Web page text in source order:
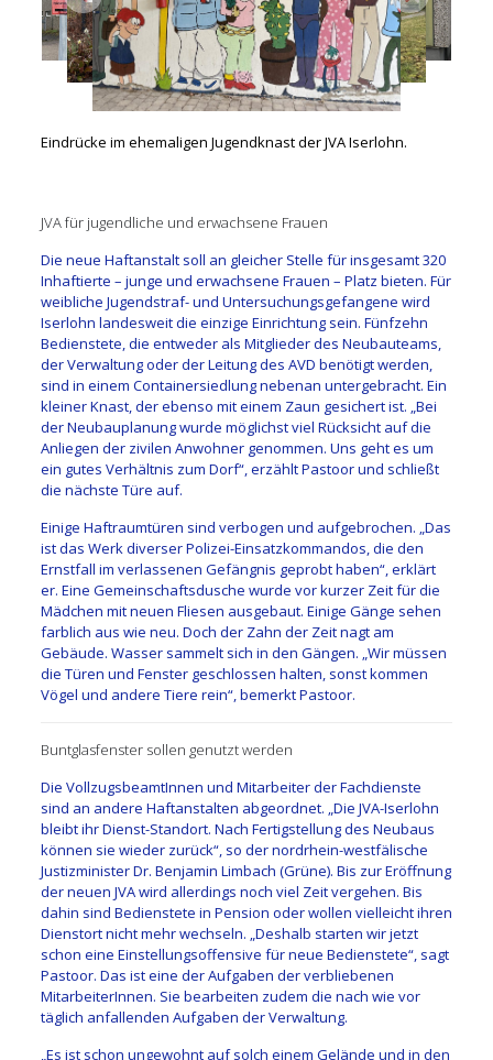
Eindrücke im ehemaligen Jugendknast der JVA Iserlohn.
JVA für jugendliche und erwachsene Frauen
Die neue Haftanstalt soll an gleicher Stelle für insgesamt 320
Inhaftierte – junge und erwachsene Frauen – Platz bieten. Für
weibliche Jugendstraf- und Untersuchungsgefangene wird
Iserlohn landesweit die einzige Einrichtung sein. Fünfzehn
Bedienstete, die entweder als Mitglieder des Neubauteams,
der Verwaltung oder der Leitung des AVD benötigt werden,
sind in einem Containersiedlung nebenan untergebracht. Ein
kleiner Knast, der ebenso mit einem Zaun gesichert ist. „Bei
der Neubauplanung wurde möglichst viel Rücksicht auf die
Anliegen der zivilen Anwohner genommen. Uns geht es um
ein gutes Verhältnis zum Dorf“, erzählt Pastoor und schließt
die nächste Türe auf.
Einige Haftraumtüren sind verbogen und aufgebrochen. „Das
ist das Werk diverser Polizei-Einsatzkommandos, die den
Ernstfall im verlassenen Gefängnis geprobt haben“, erklärt
er. Eine Gemeinschaftsdusche wurde vor kurzer Zeit für die
Mädchen mit neuen Fliesen ausgebaut. Einige Gänge sehen
farblich aus wie neu. Doch der Zahn der Zeit nagt am
Gebäude. Wasser sammelt sich in den Gängen. „Wir müssen
die Türen und Fenster geschlossen halten, sonst kommen
Vögel und andere Tiere rein“, bemerkt Pastoor.
Buntglasfenster sollen genutzt werden
Die VollzugsbeamtInnen und Mitarbeiter der Fachdienste
sind an andere Haftanstalten abgeordnet. „Die JVA-Iserlohn
bleibt ihr Dienst-Standort. Nach Fertigstellung des Neubaus
können sie wieder zurück“, so der nordrhein-westfälische
Justizminister Dr. Benjamin Limbach (Grüne). Bis zur Eröffnung
der neuen JVA wird allerdings noch viel Zeit vergehen. Bis
dahin sind Bedienstete in Pension oder wollen vielleicht ihren
Dienstort nicht mehr wechseln. „Deshalb starten wir jetzt
schon eine Einstellungsoffensive für neue Bedienstete“, sagt
Pastoor. Das ist eine der Aufgaben der verbliebenen
MitarbeiterInnen. Sie bearbeiten zudem die nach wie vor
täglich anfallenden Aufgaben der Verwaltung.
„Es ist schon ungewohnt auf solch einem Gelände und in den